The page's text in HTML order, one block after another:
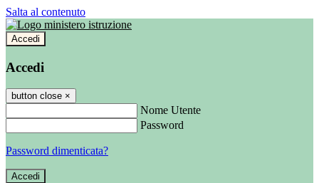
Salta al contenuto
Accedi
Accedi
button close ×
Nome Utente
Password
Password dimenticata?